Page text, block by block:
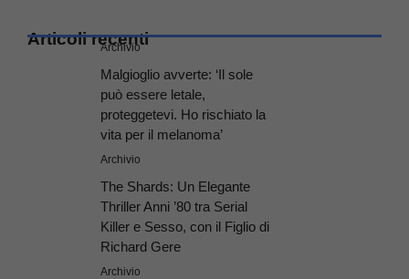
Articoli recenti
Archivio
Malgioglio avverte: ‘Il sole
può essere letale,
proteggetevi. Ho rischiato la
vita per il melanoma’
Archivio
The Shards: Un Elegante
Thriller Anni ’80 tra Serial
Killer e Sesso, con il Figlio di
Richard Gere
Archivio